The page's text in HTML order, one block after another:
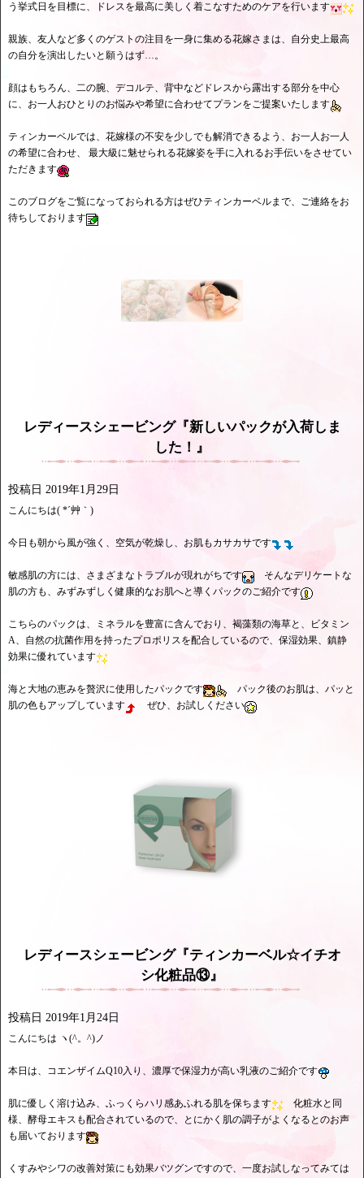
う挙式日を目標に、ドレスを最高に美しく着こなすためのケアを行います
親族、友人など多くのゲストの注目を一身に集める花嫁さまは、自分史上最高
の自分を演出したいと願うはず…。
顔はもちろん、二の腕、デコルテ、背中などドレスから露出する部分を中心
に、お一人おひとりのお悩みや希望に合わせてプランをご提案いたします
ティンカーベルでは、花嫁様の不安を少しでも解消できるよう、お一人お一人
の希望に合わせ、 最大級に魅せられる花嫁姿を手に入れるお手伝いをさせてい
ただきます
このブログをご覧になっておられる方はぜひティンカーベルまで、ご連絡をお
待ちしております
レディースシェービング『新しいパックが入荷しま
した！』
投稿日 2019年1月29日
こんにちは( *´艸｀)
今日も朝から風が強く、空気が乾燥し、お肌もカサカサです
敏感肌の方には、さまざまなトラブルが現れがちです
そんなデリケートな
肌の方も、みずみずしく健康的なお肌へと導くパックのご紹介です
こちらのパックは、ミネラルを豊富に含んでおり、褐藻類の海草と、ビタミン
A、自然の抗菌作用を持ったプロポリスを配合しているので、保湿効果、鎮静
効果に優れています
海と大地の恵みを贅沢に使用したパックです
パック後のお肌は、パッと
肌の色もアップしています
ぜひ、お試しください
レディースシェービング『ティンカーベル☆イチオ
シ化粧品⑬』
投稿日 2019年1月24日
こんにちは ヽ(^。^)ノ
本日は、コエンザイムQ10入り、濃厚で保湿力が高い乳液のご紹介です
肌に優しく溶け込み、ふっくらハリ感あふれる肌を保ちます
化粧水と同
様、酵母エキスも配合されているので、とにかく肌の調子がよくなるとのお声
も届いております
くすみやシワの改善対策にも効果バツグンですので、一度お試しなってみては